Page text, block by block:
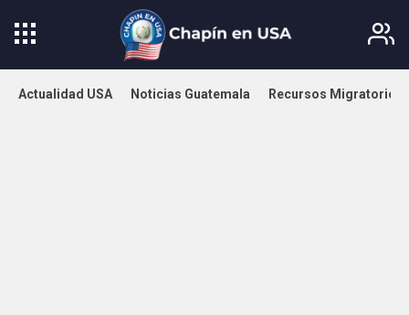
Actualidad USA Noticias Guatemala Recursos Migratorios